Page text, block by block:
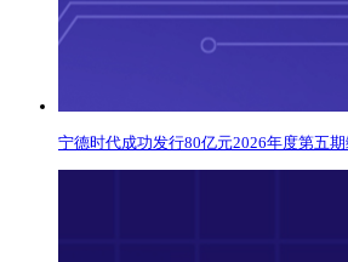
宁德时代成功发行80亿元2026年度第五